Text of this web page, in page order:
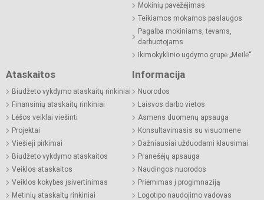
Mokinių pavėžėjimas
Teikiamos mokamos paslaugos
Pagalba mokiniams, tėvams,
darbuotojams
Ikimokyklinio ugdymo grupė „Meilė“
Ataskaitos
Biudžeto vykdymo ataskaitų rinkiniai
Finansinių ataskaitų rinkiniai
Lėšos veiklai viešinti
Projektai
Viešieji pirkimai
Biudžeto vykdymo ataskaitos
Veiklos ataskaitos
Veiklos kokybės įsivertinimas
Metinių ataskaitų rinkiniai
Informacija
Nuorodos
Laisvos darbo vietos
Asmens duomenų apsauga
Konsultavimasis su visuomene
Dažniausiai užduodami klausimai
Pranešėjų apsauga
Naudingos nuorodos
Priėmimas į progimnaziją
Logotipo naudojimo vadovas